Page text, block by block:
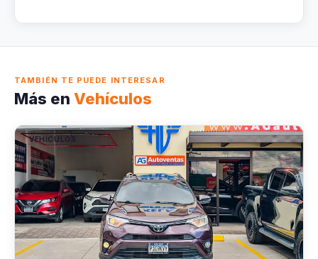
TAMBIÉN TE PUEDE INTERESAR
Más en Vehículos
VEHÍCULOS